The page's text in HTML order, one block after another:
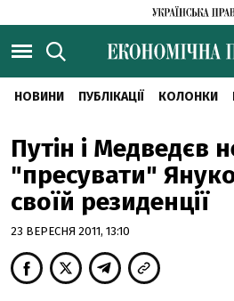
НОВИНИ ПУБЛІКАЦІЇ КОЛОНКИ
Путін і Медведєв
"пресувати"
своїй резиденції
23 ВЕРЕСНЯ 2011, 13:10